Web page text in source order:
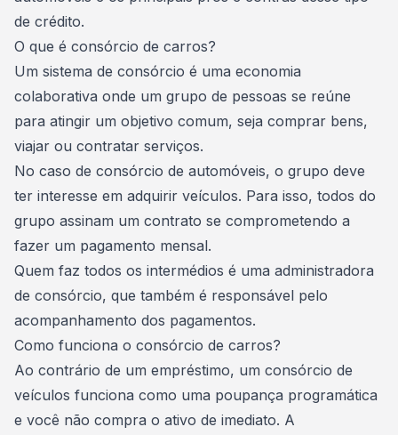
de crédito.
O que é consórcio de carros?
Um sistema de consórcio é uma economia
colaborativa onde um grupo de pessoas se reúne
para atingir um objetivo comum, seja comprar bens,
viajar ou contratar serviços.
No caso de consórcio de automóveis, o grupo deve
ter interesse em adquirir veículos. Para isso, todos do
grupo assinam um contrato se comprometendo a
fazer um pagamento mensal.
Quem faz todos os intermédios é uma administradora
de consórcio, que também é responsável pelo
acompanhamento dos pagamentos.
Como funciona o consórcio de carros?
Ao contrário de um empréstimo, um consórcio de
veículos funciona como uma poupança programática
e você não compra o ativo de imediato. A